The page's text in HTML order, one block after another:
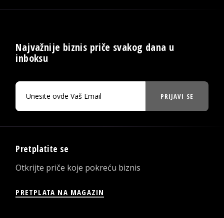
Najvažnije biznis priče svakog dana u
inboksu
PRIJAVI SE
Pretplatite se
Otkrijte priče koje pokreću biznis
PRETPLATA NA MAGAZIN